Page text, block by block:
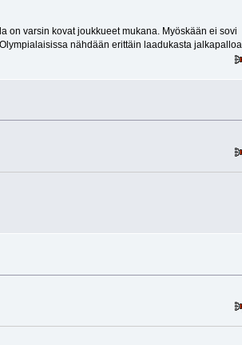
on varsin kovat joukkueet mukana. Myöskään ei sovi
nähdään erittäin laadukasta jalkapalloa.